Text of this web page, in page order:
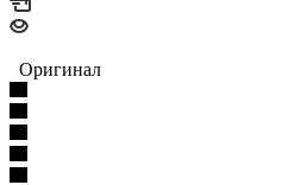
Оригинал